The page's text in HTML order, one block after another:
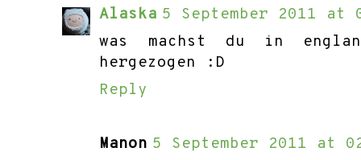
Alaska 5 September 2011 at
was machst du in
hergezogen :D
Reply
Manon 5 September 2011 at